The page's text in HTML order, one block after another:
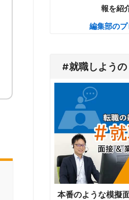
報を紹
編集部の
#就職しようの
本番のような模擬